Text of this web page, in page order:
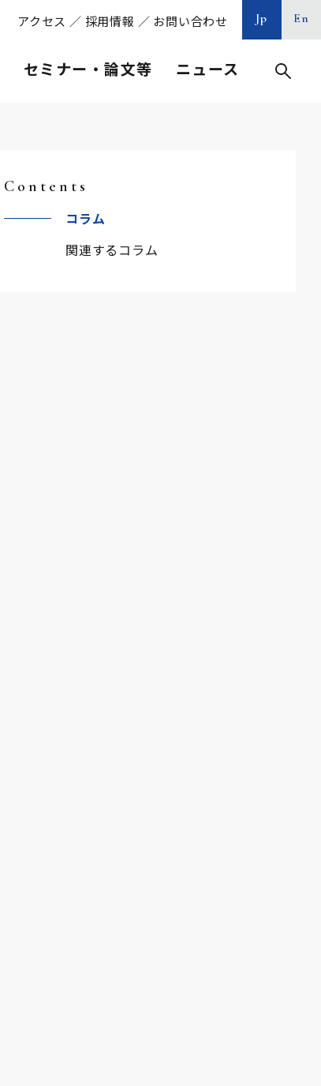
アクセス ／ 採用情報 ／ お問い合わせ Jp En
セミナー・論文等 ニュース
Contents
コラム
関連するコラム